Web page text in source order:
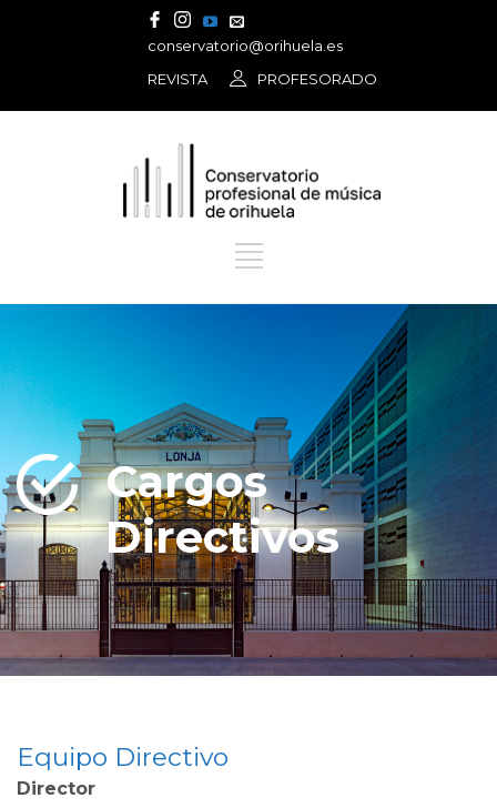
conservatorio@orihuela.es
PROFESORADO
REVISTA
Cargos
Directivos
Equipo Directivo
Director